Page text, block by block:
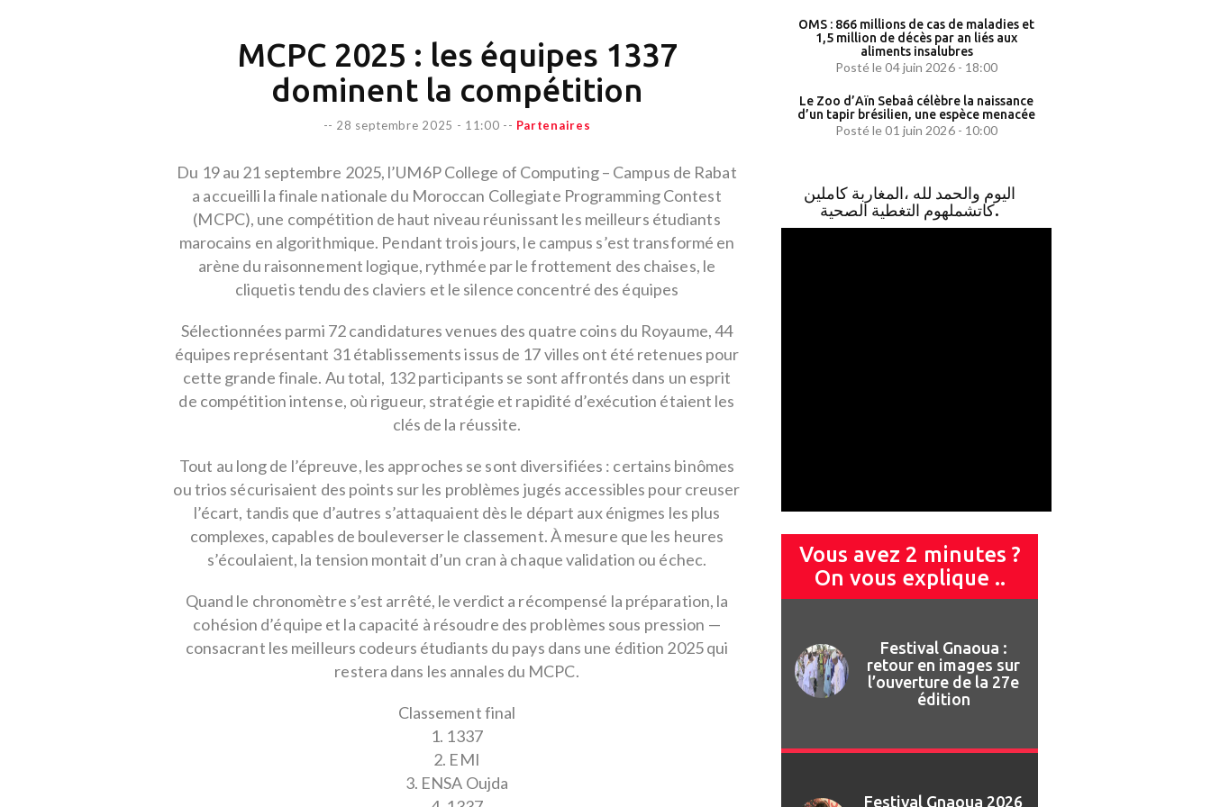
MCPC 2025 : les équipes 1337
dominent la compétition
-- 28 septembre 2025 - 11:00 -- Partenaires
Du 19 au 21 septembre 2025, l’UM6P College of Computing – Campus de Rabat
a accueilli la finale nationale du Moroccan Collegiate Programming Contest
(MCPC), une compétition de haut niveau réunissant les meilleurs étudiants
marocains en algorithmique. Pendant trois jours, le campus s’est transformé en
arène du raisonnement logique, rythmée par le frottement des chaises, le
cliquetis tendu des claviers et le silence concentré des équipes
Sélectionnées parmi 72 candidatures venues des quatre coins du Royaume, 44
équipes représentant 31 établissements issus de 17 villes ont été retenues pour
cette grande finale. Au total, 132 participants se sont affrontés dans un esprit
de compétition intense, où rigueur, stratégie et rapidité d’exécution étaient les
clés de la réussite.
Tout au long de l’épreuve, les approches se sont diversifiées : certains binômes
ou trios sécurisaient des points sur les problèmes jugés accessibles pour creuser
l’écart, tandis que d’autres s’attaquaient dès le départ aux énigmes les plus
complexes, capables de bouleverser le classement. À mesure que les heures
s’écoulaient, la tension montait d’un cran à chaque validation ou échec.
Quand le chronomètre s’est arrêté, le verdict a récompensé la préparation, la
cohésion d’équipe et la capacité à résoudre des problèmes sous pression —
consacrant les meilleurs codeurs étudiants du pays dans une édition 2025 qui
restera dans les annales du MCPC.
Classement final
1. 1337
2. EMI
3. ENSA Oujda
OMS : 866 millions de cas de maladies et
1,5 million de décès par an liés aux
aliments insalubres
Posté le 04 juin 2026 - 18:00
Le Zoo d’Aïn Sebaâ célèbre la naissance
d’un tapir brésilien, une espèce menacée
Posté le 01 juin 2026 - 10:00
اليوم والحمد لله ،المغاربة كاملين
كاتشملهوم التغطية الصحية.
Vous avez 2 minutes ?
On vous explique ..
Festival Gnaoua 2026
: Najat Vallaud-
Belkacem invitée de
marque du 13ème